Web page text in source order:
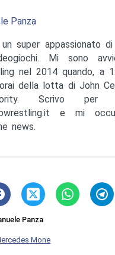
Panza
super appassionato
Mi sono
nel 2014 quando, a
della lotta di John
Scrivo
e mi
news.
Panza
Mone